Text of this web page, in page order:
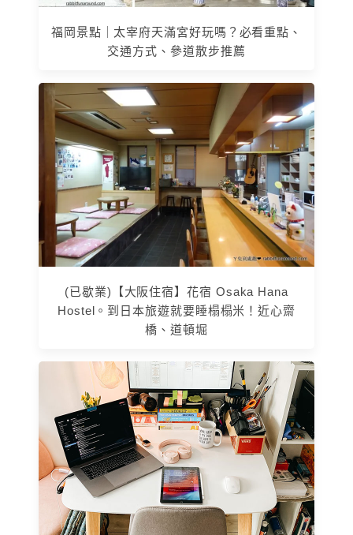
福岡景點｜太宰府天滿宮好玩嗎？必看重點、
交通方式、參道散步推薦
(已歇業)【大阪住宿】花宿 Osaka Hana
Hostel。到日本旅遊就要睡榻榻米！近心齋
橋、道頓堀